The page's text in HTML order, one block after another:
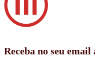
Receba no seu